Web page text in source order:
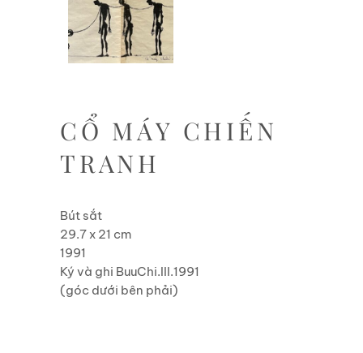
CỔ MÁY CHIẾN
TRANH
Bút sắt
29.7 x 21 cm
1991
Ký và ghi BuuChi.III.1991
(góc dưới bên phải)